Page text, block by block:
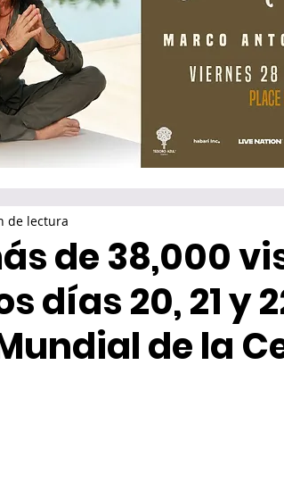
de 38,000
días 20, 21 y
de la
de lectura